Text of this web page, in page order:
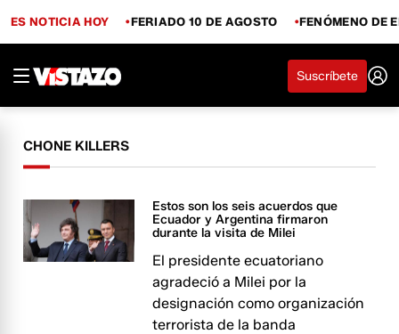
ES NOTICIA HOY FERIADO 10 DE AGOSTO FENÓMENO DE
Suscríbete
CHONE KILLERS
Estos son los seis acuerdos que
Ecuador y Argentina firmaron
durante la visita de Milei
El presidente ecuatoriano
agradeció a Milei por la
designación como organización
terrorista de la banda